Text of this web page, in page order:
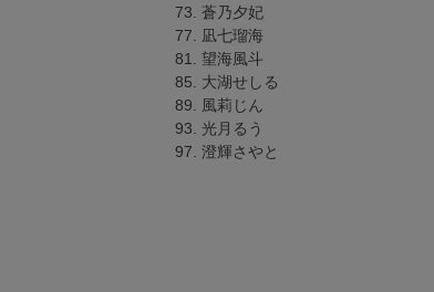
73. 蒼乃夕妃
77. 凪七瑠海
81. 望海風斗
85. 大湖せしる
89. 風莉じん
93. 光月るう
97. 澄輝さやと